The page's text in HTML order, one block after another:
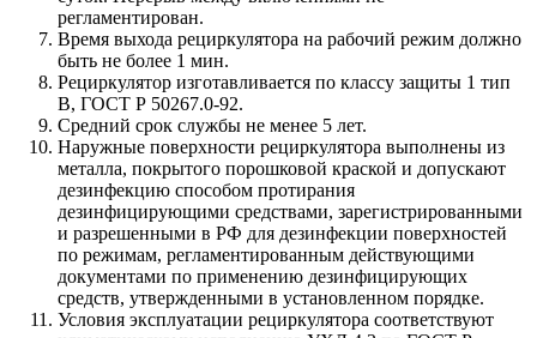
регламентирован.
Время выхода рециркулятора на рабочий режим должно
быть не более 1 мин.
Рециркулятор изготавливается по классу защиты 1 тип
В, ГОСТ Р 50267.0-92.
Средний срок службы не менее 5 лет.
Наружные поверхности рециркулятора выполнены из
металла, покрытого порошковой краской и допускают
дезинфекцию способом протирания
дезинфицирующими средствами, зарегистрированными
и разрешенными в РФ для дезинфекции поверхностей
по режимам, регламентированным действующими
документами по применению дезинфицирующих
средств, утвержденными в установленном порядке.
Условия эксплуатации рециркулятора соответствуют